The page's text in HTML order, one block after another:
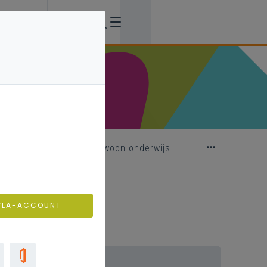
2025 buitengewoon onderwijs
ACCOUNT